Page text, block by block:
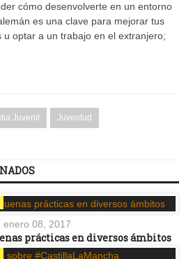
cómo desenvolverte en un entorno
es una clave para mejorar tus
optar a un trabajo en el extranjero;
Juvenil Juventud
enero 08, 2017
prácticas en diversos ámbitos